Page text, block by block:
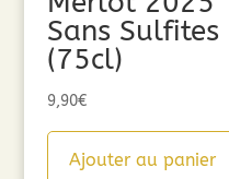
Sans Sulfites
(75cl)
9,90€
Ajouter au panier